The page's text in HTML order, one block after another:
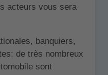
acteurs vous sera
banquiers,
de très nombreux
sont